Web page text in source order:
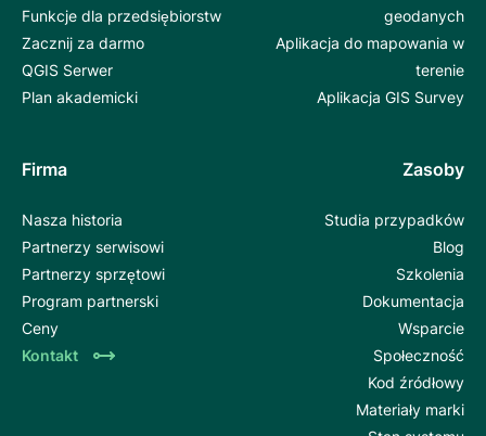
Funkcje dla przedsiębiorstw
Zacznij za darmo
QGIS Serwer
Plan akademicki
geodanych
Aplikacja do mapowania w
terenie
Aplikacja GIS Survey
Firma
Nasza historia
Partnerzy serwisowi
Partnerzy sprzętowi
Program partnerski
Ceny
Kontakt
Zasoby
Studia przypadków
Blog
Szkolenia
Dokumentacja
Wsparcie
Społeczność
Kod źródłowy
Materiały marki